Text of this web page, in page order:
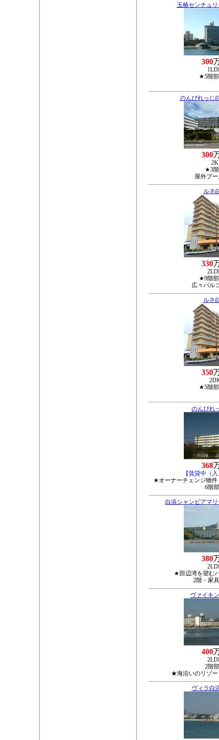
玉椿センチュ
300
★5階
のんびれっじ
300
2K
★3
屋外プ
ルネ
330
★9階
広々バル
ルネ
350
★5階
のんびれ
368
【賃貸中（
★オーナーチェンジ物
6階
白浜シャンピアマ
380
★田辺湾を望む
2階・家
ヴァイキ
400
2階
★海沿いのリゾ
ヴィラ白